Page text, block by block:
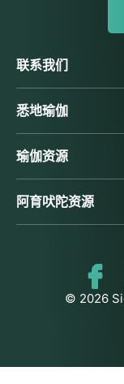
联系我们
悉地瑜伽
瑜伽资源
阿育吠陀资源
© 2026